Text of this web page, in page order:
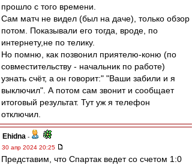
прошло с того времени.
Сам матч не видел (был на даче), только обзор
потом. Показывали его тогда, вроде, по
интернету,не по телику.
Но помню, как позвонил приятелю-коню (по
совместительству - начальник по работе)
узнать счёт, а он говорит:" "Ваши забили и я
выключил". А потом сам звонит и сообщает
итоговый результат. Тут уж я телефон
отключил.
Ehidna -
30 апр 2024 20:25
Представим, что Спартак ведет со счетом 1:0